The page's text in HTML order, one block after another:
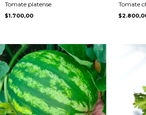
Tomate platense
$1.700,00
Tomate